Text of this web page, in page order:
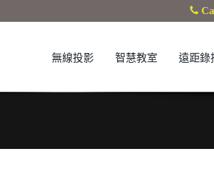
無線投影 智慧教室 遠距錄